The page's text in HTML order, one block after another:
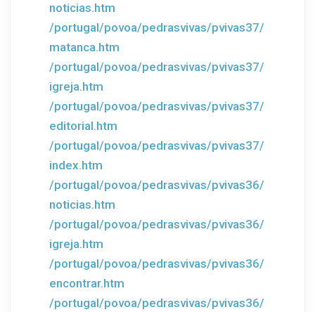
noticias.htm
/portugal/povoa/pedrasvivas/pvivas37/
matanca.htm
/portugal/povoa/pedrasvivas/pvivas37/
igreja.htm
/portugal/povoa/pedrasvivas/pvivas37/
editorial.htm
/portugal/povoa/pedrasvivas/pvivas37/
index.htm
/portugal/povoa/pedrasvivas/pvivas36/
noticias.htm
/portugal/povoa/pedrasvivas/pvivas36/
igreja.htm
/portugal/povoa/pedrasvivas/pvivas36/
encontrar.htm
/portugal/povoa/pedrasvivas/pvivas36/